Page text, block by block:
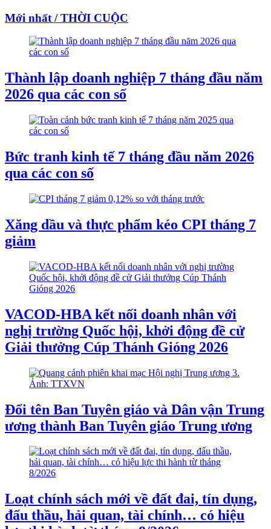
Mới nhất / THỜI CUỘC
Thành lập doanh nghiệp 7 tháng đầu năm
2026 qua các con số
Bức tranh kinh tế 7 tháng đầu năm 2026
qua các con số
Xăng dầu và thực phẩm kéo CPI tháng 7
giảm
VACOD-HBA kết nối doanh nhân với
nghị trường Quốc hội, khởi động đề cử
Giải thưởng Cúp Thánh Gióng 2026
Đổi tên Ban Tuyên giáo và Dân vận Trung
ương thành Ban Tuyên giáo Trung ương
Loạt chính sách mới về đất đai, tín dụng,
đấu thầu, hải quan, tài chính… có hiệu